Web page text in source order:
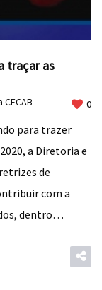
traçar as
0
para trazer
a Diretoria e
de
com a
dentro…